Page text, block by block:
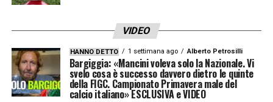
VIDEO
HANNO DETTO 1 settimana ago Alberto Petrosilli
Bargiggia: «Mancini voleva solo la Nazionale. Vi
svelo cosa è successo davvero dietro le quinte
della FIGC. Campionato Primavera male del
calcio italiano» ESCLUSIVA e VIDEO